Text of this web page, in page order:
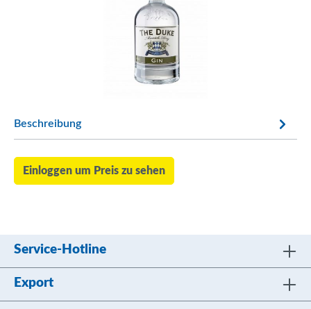
Beschreibung
Einloggen um Preis zu sehen
Service-Hotline
Export